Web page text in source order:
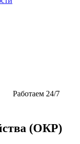
Работаем 24/7
(ОКР)